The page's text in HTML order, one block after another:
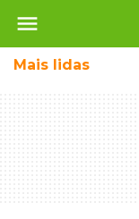
menu
Mais lidas